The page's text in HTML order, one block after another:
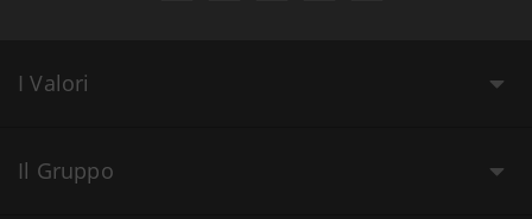
I Valori
Il Gruppo